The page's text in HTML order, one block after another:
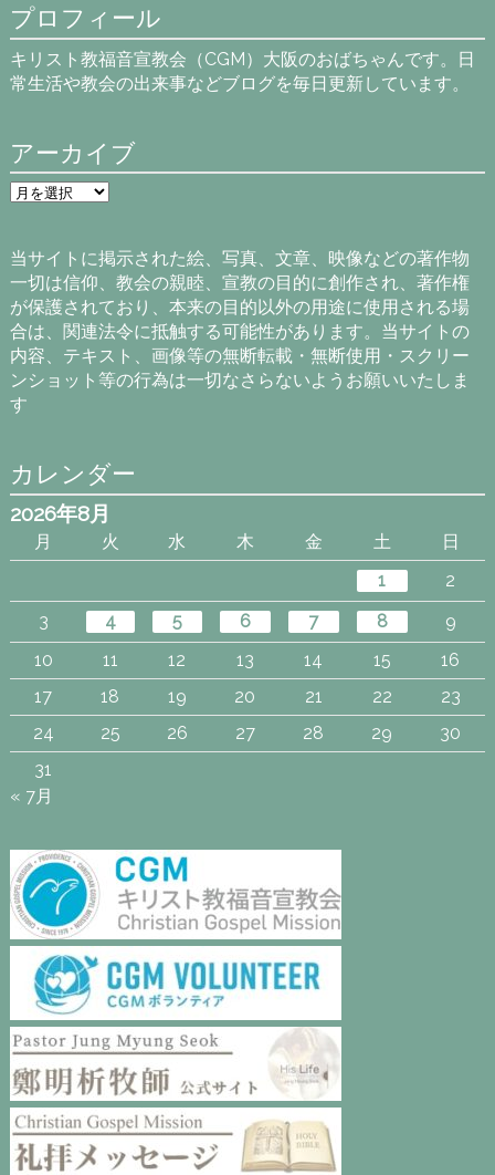
プロフィール
キリスト教福音宣教会（CGM）大阪のおばちゃんです。日
常生活や教会の出来事などブログを毎日更新しています。
アーカイブ
ア
ー
ブ
当サイトに掲示された絵、写真、文章、映像などの著作物
一切は信仰、教会の親睦、宣教の目的に創作され、著作権
が保護されており、本来の目的以外の用途に使用される場
合は、関連法令に抵触する可能性があります。当サイトの
内容、テキスト、画像等の無断転載・無断使用・スクリー
ンショット等の行為は一切なさらないようお願いいたしま
す
カレンダー
2026年8月
月 火 水 木 金 土
日
1
2
3
4 5 6 7 8
9
10
11 12 13 14 15
16
17
18 19 20 21 22
23
24
25 26 27 28 29
30
31
« 7月